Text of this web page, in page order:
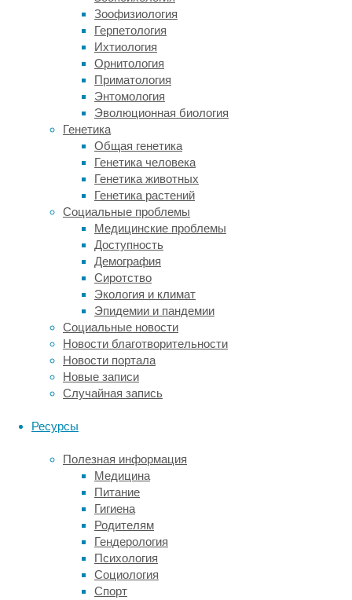
Зоофизиология
Герпетология
Ихтиология
Орнитология
Приматология
Энтомология
Эволюционная биология
Генетика
Общая генетика
Генетика человека
Генетика животных
Генетика растений
Социальные проблемы
Медицинские проблемы
Доступность
Демография
Сиротство
Экология и климат
Эпидемии и пандемии
Социальные новости
Новости благотворительности
Новости портала
Новые записи
Случайная запись
Ресурсы
Полезная информация
Медицина
Питание
Гигиена
Родителям
Гендерология
Психология
Социология
Спорт
страусов,
ноги
казуаров
вооружены
тремя
острыми
когтями.
В
сочетании
со
вспыльчивым
характером
(они
часто
нападали
на
людей,
которые
их
кормили)
становится
ясно,
откуда
репутация
опасных
Однако
многие
крупные
пернатые
вымерли.
Ученые
рассказывали,